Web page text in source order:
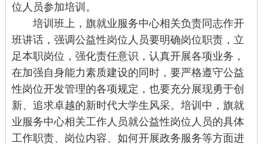
位人员参加培训。
培训班上，旗就业服务中心相关负责同志作开
班讲话，强调公益性岗位人员要明确岗位职责，立
足本职岗位，强化责任意识，认真开展各项业务，
在加强自身能力素质建设的同时，要严格遵守公益
性岗位开发管理的各项规定，也要充分展现勇于创
新、追求卓越的新时代大学生风采。培训中，旗就
业服务中心相关工作人员就公益性岗位人员的具体
工作职责、岗位内容、如何开展政务服务等方面进